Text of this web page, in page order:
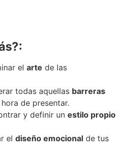
el arte de las
todas aquellas barreras
de presentar.
y definir un estilo propio
el diseño emocional de tus